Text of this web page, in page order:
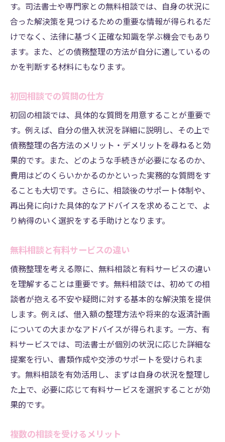
す。司法書士や専門家との無料相談では、自身の状況に
合った解決策を見つけるための重要な情報が得られるだ
けでなく、法律に基づく正確な知識を学ぶ機会でもあり
ます。また、どの債務整理の方法が自分に適しているの
かを判断する材料にもなります。
初回相談での質問の仕方
初回の相談では、具体的な質問を用意することが重要で
す。例えば、自分の借入状況を詳細に説明し、その上で
債務整理の各方法のメリット・デメリットを尋ねると効
果的です。また、どのような手続きが必要になるのか、
費用はどのくらいかかるのかといった実務的な質問をす
ることも大切です。さらに、相談後のサポート体制や、
再出発に向けた具体的なアドバイスを求めることで、よ
り納得のいく選択をする手助けとなります。
無料相談と有料サービスの違い
債務整理を考える際に、無料相談と有料サービスの違い
を理解することは重要です。無料相談では、初めての相
談者が抱える不安や疑問に対する基本的な解決策を提供
します。例えば、借入額の整理方法や将来的な返済計画
についての大まかなアドバイスが得られます。一方、有
料サービスでは、司法書士が個別の状況に応じた詳細な
提案を行い、書類作成や交渉のサポートを受けられま
す。無料相談を有効活用し、まずは自身の状況を整理し
た上で、必要に応じて有料サービスを選択することが効
果的です。
複数の相談を受けるメリット